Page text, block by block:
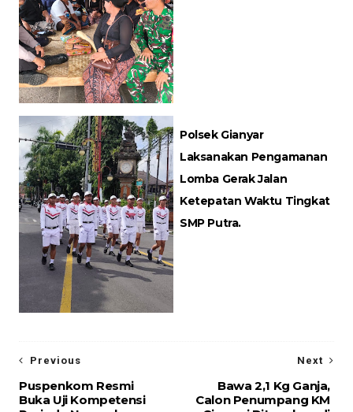
Polsek Gianyar
Laksanakan Pengamanan
Lomba Gerak Jalan
Ketepatan Waktu Tingkat
SMP Putra.
Next
Bawa 2,1 Kg Ganja,
Calon Penumpang KM
Previous
Puspenkom Resmi
Buka Uji Kompetensi